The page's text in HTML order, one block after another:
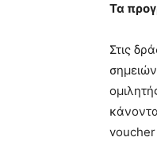
Τα
Στις
voucher